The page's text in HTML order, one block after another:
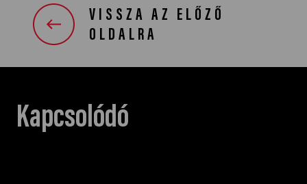
VISSZA AZ ELŐZŐ
OLDALRA
Kapcsolódó